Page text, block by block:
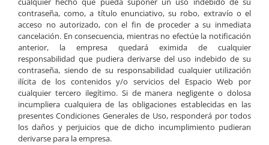
contraseña, como, a título enunciativo, su robo, extravío o el
acceso no autorizado, con el fin de proceder a su inmediata
cancelación. En consecuencia, mientras no efectúe la notificación
anterior, la empresa quedará eximida de cualquier
responsabilidad que pudiera derivarse del uso indebido de su
contraseña, siendo de su responsabilidad cualquier utilización
ilícita de los contenidos y/o servicios del Espacio Web por
cualquier tercero ilegítimo. Si de manera negligente o dolosa
incumpliera cualquiera de las obligaciones establecidas en las
presentes Condiciones Generales de Uso, responderá por todos
los daños y perjuicios que de dicho incumplimiento pudieran
derivarse para la empresa.